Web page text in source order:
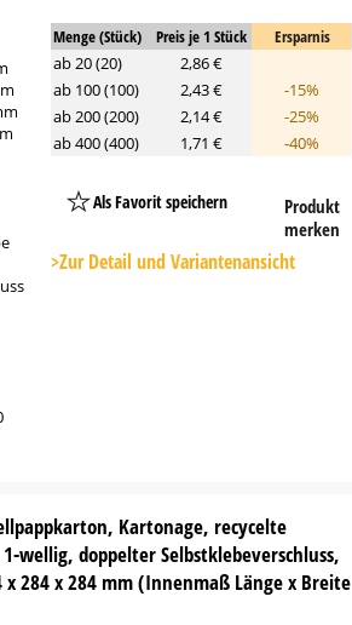
Menge (Stück) Preis je 1 Stück
Ersparnis
ab 20 (20)
2,86 €
ab 100 (100)
2,43 €
-15%
ab 200 (200)
2,14 €
-25%
ab 400 (400)
1,71 € -40%
Als Favorit speichern
Button
Produkt
merken
>Zur Detail und Variantenansicht
Kartonage, recycelte
wellig, doppelter Selbstklebeverschluss,
x 284 x 284 mm (Innenmaß Länge x Breite